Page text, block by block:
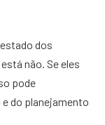
dos
não. Se eles
pode
do planejamento